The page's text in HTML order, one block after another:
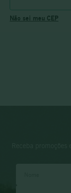
Não sei meu CEP